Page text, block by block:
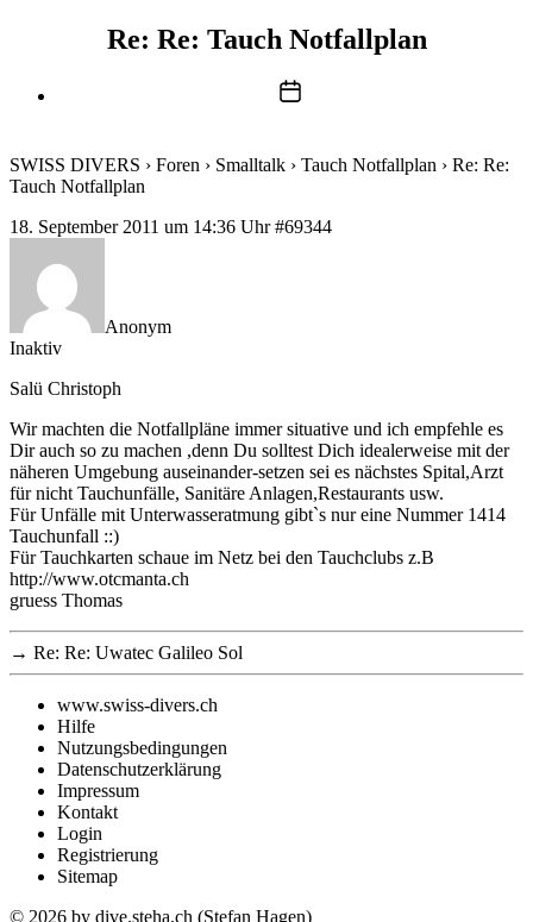
Re: Re: Tauch Notfallplan
Beitragsdatum
SWISS DIVERS › Foren › Smalltalk › Tauch Notfallplan › Re: Re:
Tauch Notfallplan
18. September 2011 um 14:36 Uhr #69344
Anonym
Inaktiv
Salü Christoph
Wir machten die Notfallpläne immer situative und ich empfehle es
Dir auch so zu machen ,denn Du solltest Dich idealerweise mit der
näheren Umgebung auseinander-setzen sei es nächstes Spital,Arzt
für nicht Tauchunfälle, Sanitäre Anlagen,Restaurants usw.
Für Unfälle mit Unterwasseratmung gibt`s nur eine Nummer 1414
Tauchunfall ::)
Für Tauchkarten schaue im Netz bei den Tauchclubs z.B
http://www.otcmanta.ch
gruess Thomas
→ Re: Re: Uwatec Galileo Sol
www.swiss-divers.ch
Hilfe
Nutzungsbedingungen
Datenschutzerklärung
Impressum
Kontakt
Login
Registrierung
Sitemap
© 2026 by dive.steha.ch (Stefan Hagen)